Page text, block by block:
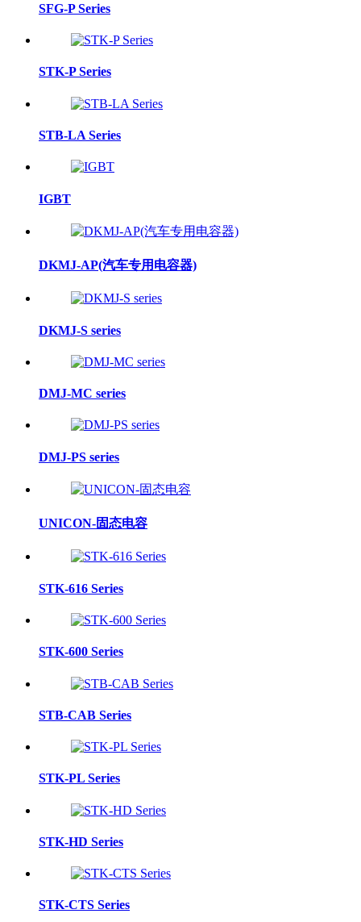
SFG-P Series
STK-P Series
STB-LA Series
IGBT
DKMJ-AP(汽车专用电容器)
DKMJ-S series
DMJ-MC series
DMJ-PS series
UNICON-固态电容
STK-616 Series
STK-600 Series
STB-CAB Series
STK-PL Series
STK-HD Series
STK-CTS Series